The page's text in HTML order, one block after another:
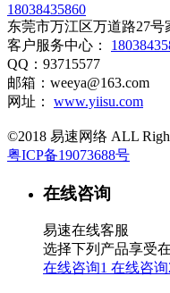
18038435860
东莞市万江区万道路27
客户服务中心：
QQ：93715577
邮箱：weeya@163.com
网址： www.yiisu.com
©2018 易速网络 ALL
粤ICP备19073688号
在线咨询
易速在线客服
选择下列产品享受
在线咨询1 在线咨询